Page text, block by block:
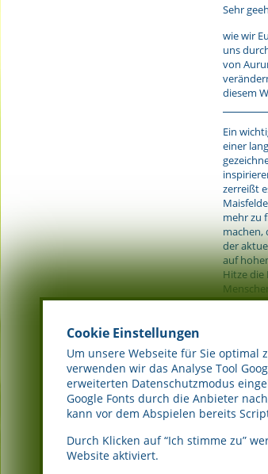
Sehr
wie wir
uns
von
diesem
Ein
einer
zerreißt
mehr zu
machen,
der
auf
Hitze die
es
Daraus
Dienst
Die
dem
uns
Cookie Einstellungen
Um unsere Webseite für Sie optimal
verwenden wir das Analyse Tool
erweiterten Datenschutzmodus
Google Fonts durch die Anbieter
kann vor dem Abspielen bereits
Durch Klicken auf “Ich stimme zu”
Website aktiviert.